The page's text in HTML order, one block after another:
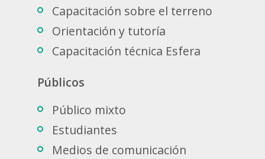
Capacitación sobre el terreno
Orientación y tutoría
Capacitación técnica Esfera
Públicos
Público mixto
Estudiantes
Medios de comunicación